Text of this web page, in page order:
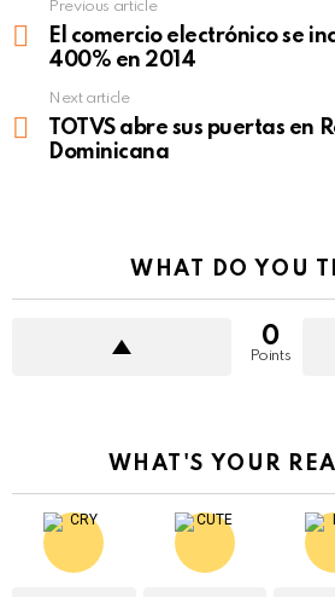
more
Previous article
El comercio electrónico se
400% en 2014
Next article
TOTVS abre sus puertas en
Dominicana
WHAT DO YOU
0
Points
WHAT'S YOUR